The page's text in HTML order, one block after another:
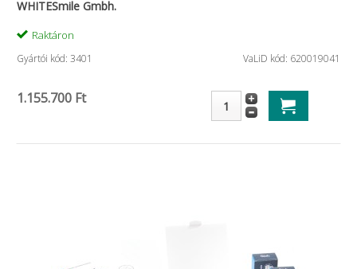
WHITESmile Gmbh.
Raktáron
Gyártói kód: 3401 VaLiD kód: 620019041
1.155.700 Ft